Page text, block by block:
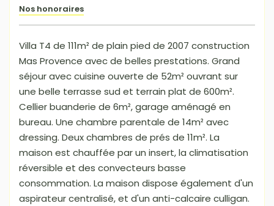
Nos honoraires
Villa T4 de 111m² de plain pied de 2007 construction
Mas Provence avec de belles prestations. Grand
séjour avec cuisine ouverte de 52m² ouvrant sur
une belle terrasse sud et terrain plat de 600m².
Cellier buanderie de 6m², garage aménagé en
bureau. Une chambre parentale de 14m² avec
dressing. Deux chambres de prés de 11m². La
maison est chauffée par un insert, la climatisation
réversible et des convecteurs basse
consommation. La maison dispose également d'un
aspirateur centralisé, et d'un anti-calcaire culligan.